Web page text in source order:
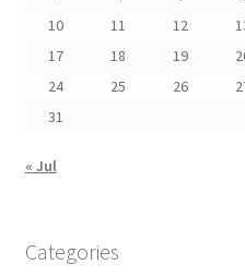
10
11 12
17
18 19
24
25 26
31
« Jul
Categories